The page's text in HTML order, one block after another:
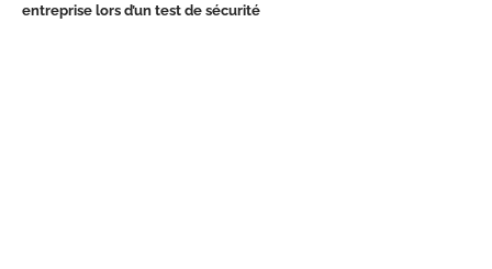
entreprise lors d’un test de sécurité